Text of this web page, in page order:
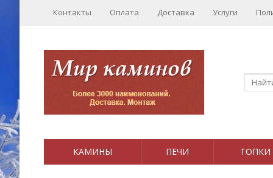
Контакты Оплата Доставка Услуги
КАМИНЫ ПЕЧИ ТОПКИ